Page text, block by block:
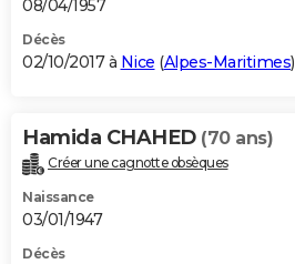
08/04/1957
Décès
02/10/2017 à Nice (Alpes-Maritimes)
Hamida CHAHED (70 ans)
Créer une cagnotte obsèques
Naissance
03/01/1947
Décès